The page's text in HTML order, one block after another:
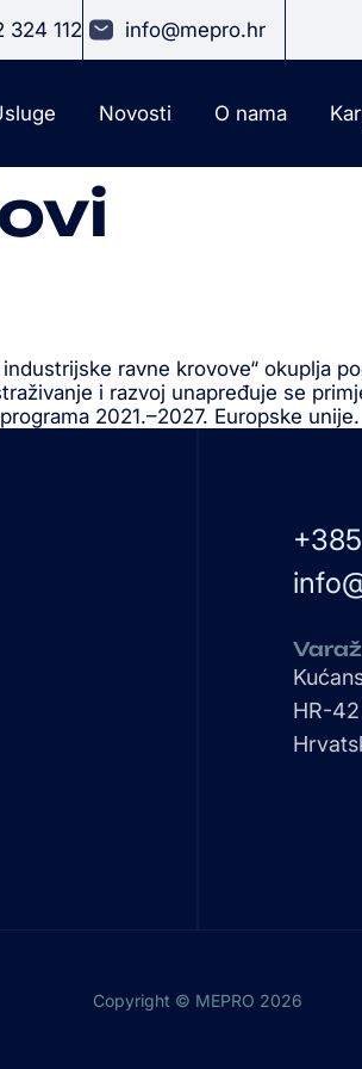
324 112 info@mepro.hr
Novosti O nama
ravne krovove“ okuplja
i razvoj unapređuje se
2021.–2027. Europske unije.
HR-
Copyright © MEPRO 2026